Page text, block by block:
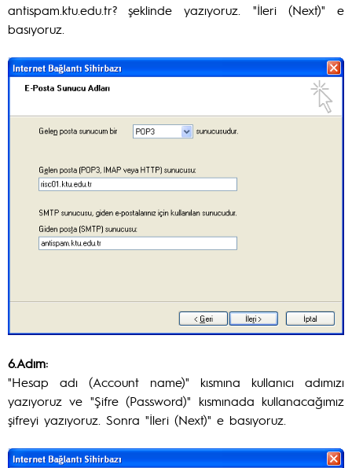
antispam.ktu.edu.tr? şeklinde yazıyoruz. "İleri (Next)" e
basıyoruz.
6.Adım:
"Hesap adı (Account name)" kısmına kullanıcı adımızı
yazıyoruz ve "Şifre (Password)" kısmınada kullanacağımız
şifreyi yazıyoruz. Sonra "İleri (Next)" e basıyoruz.